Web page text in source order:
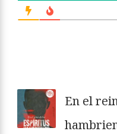
En el